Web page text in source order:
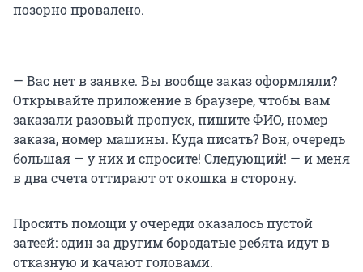
позорно провалено.
— Вас нет в заявке. Вы вообще заказ оформляли?
Открывайте приложение в браузере, чтобы вам
заказали разовый пропуск, пишите ФИО, номер
заказа, номер машины. Куда писать? Вон, очередь
большая — у них и спросите! Следующий! — и меня
в два счета оттирают от окошка в сторону.
Просить помощи у очереди оказалось пустой
затеей: один за другим бородатые ребята идут в
отказную и качают головами.